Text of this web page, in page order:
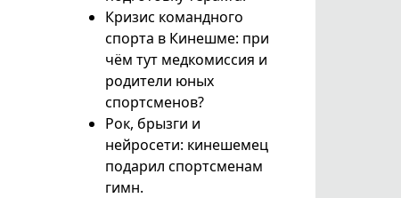
Кризис командного
спорта в Кинешме: при
чём тут медкомиссия и
родители юных
спортсменов?
Рок, брызги и
нейросети: кинешемец
подарил спортсменам
гимн.